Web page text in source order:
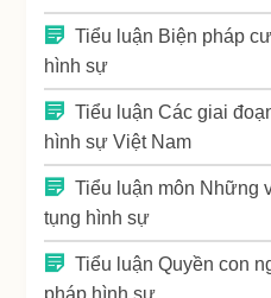
Tiểu luận Biện pháp
hình sự
Tiểu luận Các giai
hình sự Việt Nam
Tiểu luận môn Những
tụng hình sự
Tiểu luận Quyền con